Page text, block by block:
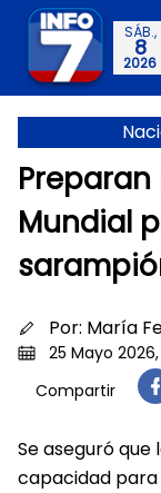
SÁB.,
8
2026
Mundial
Por: María
25 Mayo
Compartir
Se aseguró
capacidad